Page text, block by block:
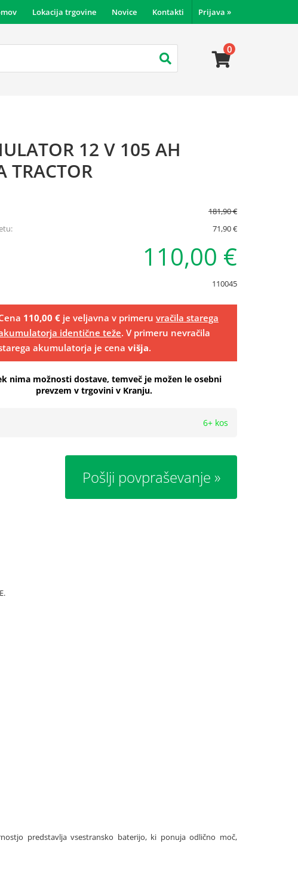
Prijava »
Lokacija trgovine Novice Kontakti
0
12 V 105 AH
TRACTOR
181,90 €
71,90 €
110,00 €
110045
110,00 € je veljavna v primeru vračila starega
identične teže. V primeru nevračila
akumulatorja je cena višja.
nima možnosti dostave, temveč je možen le osebni
prevzem v trgovini v Kranju.
6+ kos
Pošlji povpraševanje
predstavlja vsestransko baterijo, ki ponuja odlično moč,